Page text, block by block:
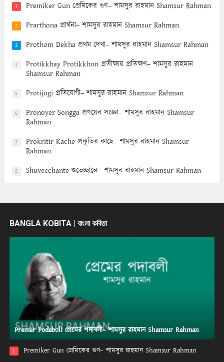
1 Premiker Gun প্রেমিকের গুণ– শামসুর রাহমান Shamsur Rahman
2 Prarthona প্রার্থনা– শামসুর রাহমান Shamsur Rahman
3 Prothom Dekha প্রথম দেখা– শামসুর রাহমান Shamsur Rahman
4
Protikkhay Protikkhon প্রতীক্ষায় প্রতিক্ষণ– শামসুর রাহমান
Shamsur Rahman
5 Protijogi প্রতিযোগী– শামসুর রাহমান Shamsur Rahman
6
Pronoyer Songga প্রণয়ের সংজ্ঞা– শামসুর রাহমান Shamsur
Rahman
7
Prokritir Kache প্রকৃতির কাছে– শামসুর রাহমান Shamsur
Rahman
8 Shuvecchante শুভেচ্ছান্তে– শামসুর রাহমান Shamsur Rahman
BANGLA KOBITA | বাংলা কবিতা
Premer Podaboli প্রেমের পদাবলী– শামসুর রাহমান Shamsur Rahman
1 Premiker Gun প্রেমিকের গুণ– শামসুর রাহমান Shamsur Rahman